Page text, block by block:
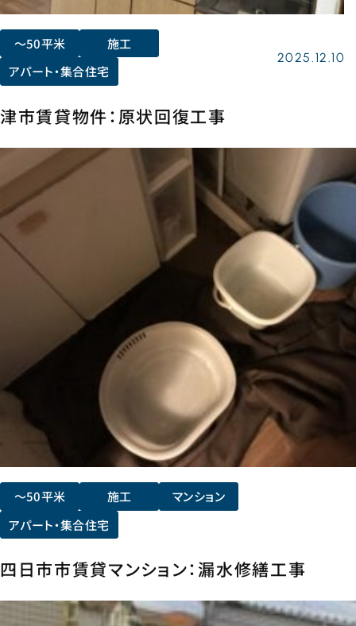
〜50平米
施工
アパート・集合住宅
津市賃貸物件：原状回復工事
2025.12.10
〜50平米 施工
マンション
アパート・集合住宅
四日市市賃貸マンション：漏水修繕工事